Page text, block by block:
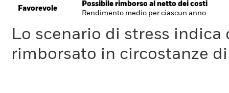
Favorevole
Possibile rimborso al netto dei costi
Rendimento medio per ciascun anno
Lo scenario di stress
rimborsato in circostanze